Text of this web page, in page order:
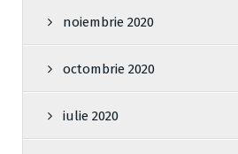
noiembrie 2020
octombrie 2020
iulie 2020